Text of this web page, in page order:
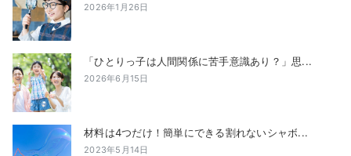
2026年1月26日
「ひとりっ子は人間関係に苦手意識あり？」思...
2026年6月15日
材料は4つだけ！簡単にできる割れないシャボ...
2023年5月14日